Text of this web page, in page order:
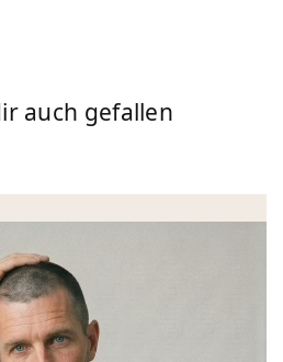
auch gefallen